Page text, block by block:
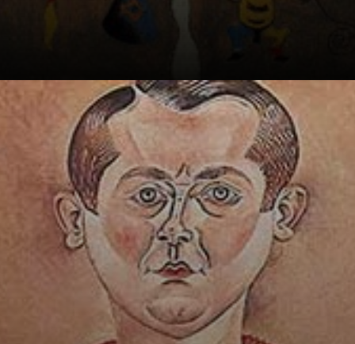
Confiant, Miró
ouvre son premier
atelier
indépendant avec